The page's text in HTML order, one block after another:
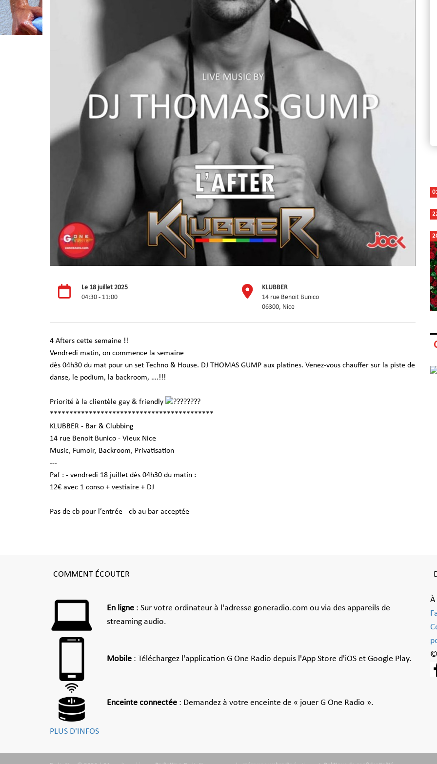
Le 18 juillet 2025
04:30 - 11:00
KLUBBER
14 rue Benoit Bunico
06300, Nice
4 Afters cette semaine !!
Vendredi matin, on commence la semaine
dès 04h30 du mat pour un set Techno & House. DJ THOMAS GUMP aux platines. Venez-vous chauffer sur la piste de
danse, le podium, la backroom, ….!!!
Priorité à la clientèle gay & friendly
******************************************
KLUBBER - Bar & Clubbing
14 rue Benoit Bunico - Vieux Nice
Music, Fumoir, Backroom, Privatisation
---
Paf : - vendredi 18 juillet dès 04h30 du matin :
12€ avec 1 conso + vestiaire + DJ
Pas de cb pour l’entrée - cb au bar acceptée
COMMENT ÉCOUTER
En ligne : Sur votre ordinateur à l'adresse goneradio.com ou via des appareils de
streaming audio.
Mobile : Téléchargez l'application G One Radio depuis l'App Store d'iOS et Google Play.
Enceinte connectée : Demandez à votre enceinte de « jouer G One Radio ».
PLUS D'INFOS
À
©